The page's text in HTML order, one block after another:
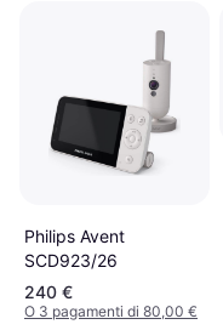
Philips Avent
SCD923/26
240 €
O 3 pagamenti di 80,00 €